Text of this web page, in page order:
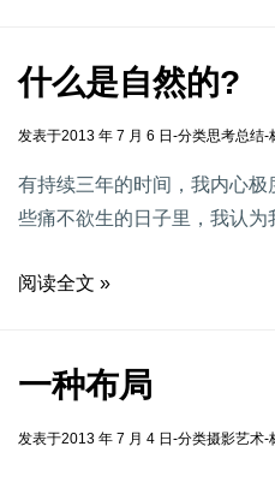
什么是自然的?
发表于2013 年 7 月 6 日 -分类思考总结-
有持续三年的时间，我内心
些痛不欲生的日子里，我认
阅读全文 »
一种布局
发表于2013 年 7 月 4 日 -分类摄影艺术-